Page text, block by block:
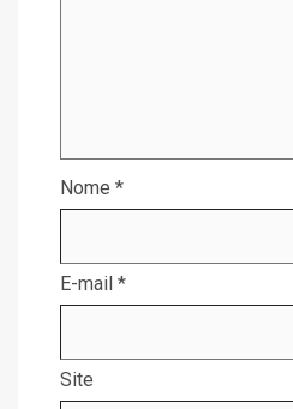
Nome *
E-mail *
Site